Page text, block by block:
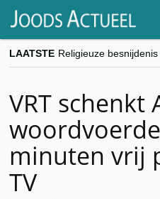
LAATSTE
VRT schenkt
minuten vrij
TV